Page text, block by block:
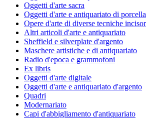
Oggetti d'arte sacra
Oggetti d'arte e antiquariato di
Opere d'arte di diverse tecniche
Altri articoli d'arte e antiquariato
Sheffield e silverplate d'argento
Maschere artistiche e di antiquariato
Radio d'epoca e grammofoni
Ex libris
Oggetti d'arte digitale
Oggetti d'arte e antiquariato d'argento
Quadri
Modernariato
Capi d'abbigliamento d'antiquariato